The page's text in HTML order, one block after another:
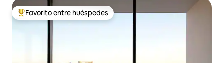
Favorito entre huéspedes preferido
Favorito entre huéspedes